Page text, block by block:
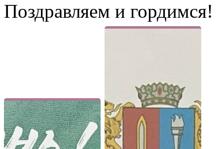
Поздравляем и гордимся!